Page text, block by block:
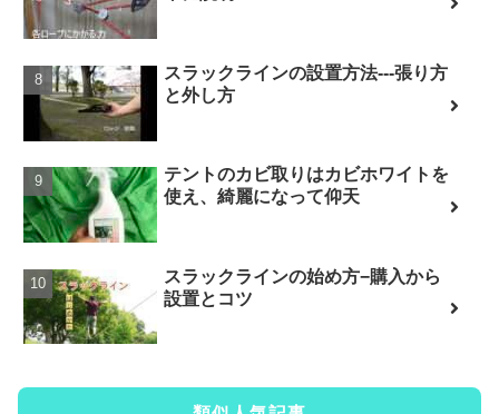
スラックラインの設置方法---張り方
と外し方
テントのカビ取りはカビホワイトを
使え、綺麗になって仰天
スラックラインの始め方−購入から
設置とコツ